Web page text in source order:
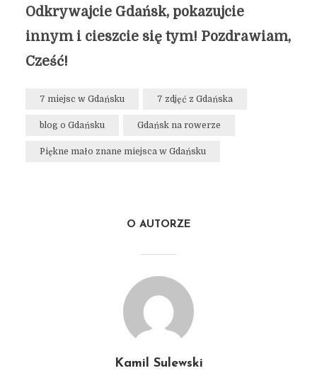
Odkrywajcie Gdańsk, pokazujcie
innym i cieszcie się tym! Pozdrawiam,
Cześć!
7 miejsc w Gdańsku 7 zdjęć z Gdańska
blog o Gdańsku Gdańsk na rowerze
Piękne mało znane miejsca w Gdańsku
O AUTORZE
Kamil Sulewski